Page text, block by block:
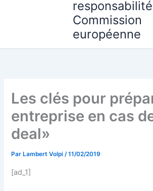
Commission
européenne
Les clés pour
entreprise en cas
deal»
Par Lambert Volpi/11/02/2019
[ad_1]